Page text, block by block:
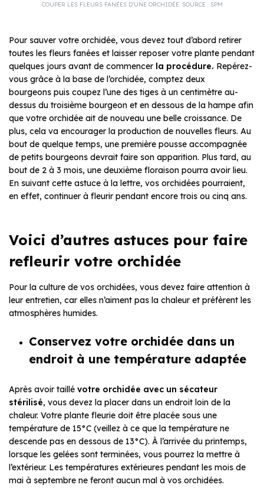
COUPER LES FLEURS FANÉES D’UNE ORCHIDÉE. SOURCE : SPM
Pour sauver votre orchidée, vous devez tout d’abord retirer
toutes les fleurs fanées et laisser reposer votre plante pendant
quelques jours avant de commencer la procédure. Repérez-
vous grâce à la base de l’orchidée, comptez deux
bourgeons puis coupez l’une des tiges à un centimètre au-
dessus du troisième bourgeon et en dessous de la hampe afin
que votre orchidée ait de nouveau une belle croissance. De
plus, cela va encourager la production de nouvelles fleurs. Au
bout de quelque temps, une première pousse accompagnée
de petits bourgeons devrait faire son apparition. Plus tard, au
bout de 2 à 3 mois, une deuxième floraison pourra avoir lieu.
En suivant cette astuce à la lettre, vos orchidées pourraient,
en effet, continuer à fleurir pendant encore trois ou cinq ans.
Voici d’autres astuces pour faire
refleurir votre orchidée
Pour la culture de vos orchidées, vous devez faire attention à
leur entretien, car elles n’aiment pas la chaleur et préfèrent les
atmosphères humides.
Conservez votre orchidée dans un
endroit à une température adaptée
Après avoir taillé votre orchidée avec un sécateur
stérilisé, vous devez la placer dans un endroit loin de la
chaleur. Votre plante fleurie doit être placée sous une
température de 15°C (veillez à ce que la température ne
descende pas en dessous de 13°C). À l’arrivée du printemps,
lorsque les gelées sont terminées, vous pourrez la mettre à
l’extérieur. Les températures extérieures pendant les mois de
mai à septembre ne feront aucun mal à vos orchidées.